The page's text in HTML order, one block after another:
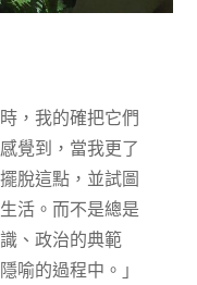
，我的確把它們
覺到，當我更了
脫這點，並試圖
活。而不是總是
、政治的典範
喻的過程中。」